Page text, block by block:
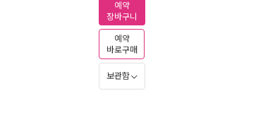
예약
장바구니
예약
바로구매
보관함